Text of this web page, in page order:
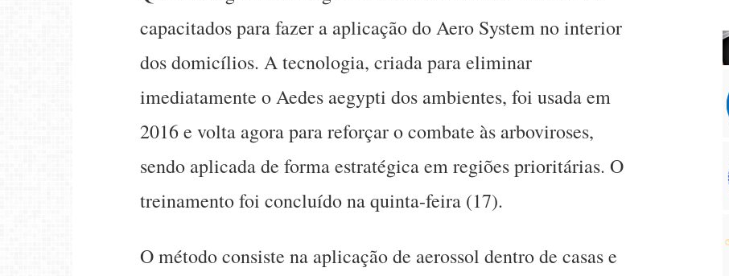
capacitados para fazer a aplicação do Aero System no interior
dos domicílios. A tecnologia, criada para eliminar
imediatamente o Aedes aegypti dos ambientes, foi usada em
2016 e volta agora para reforçar o combate às arboviroses,
sendo aplicada de forma estratégica em regiões prioritárias. O
treinamento foi concluído na quinta-feira (17).
O método consiste na aplicação de aerossol dentro de casas e